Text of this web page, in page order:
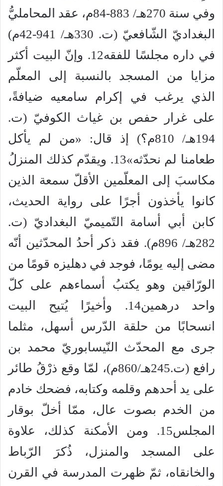
وفي سنة 270هـ/ 883-84م، عقد المحامليُّ
البغداديّ الشّافعيّ (ت. 330هـ/ 941-42م)
في داره مجلسًا للفقه12. وإنّ البيت أكثر
مزايا من المسجد بالنسبة إلى المعلّم
الذي يرغب في إكرام سامعيه ضيافةً،
على غرار حفص بن غياث الكوفيّ (ت.
194هـ/ 810م؟) إذ قال: «من لم يأكل
طعامنا لم نحدّثه»13. ويقدّم كذلك المنزلُ
مكاسبَ إلى المعلّمين الأقلّ سمعة الذين
كانوا يأخذون أجرًا على رواية الحديث،
كابن أبي أسامة التّميميّ البغداديّ (ت.
282هـ/ 896م). فقد ذكر أحدُ المحدّثين أنّه
مضى إليه يومًا، فوجد في دهليزه قومًا من
الورّاقين وهو يكتبُ أسماءهم على كلّ
واحد درهمين14. وأخيرًا يُتيح البيت
انسحابًا من حلقة الدّرس أسهل، مثلما
جرى مع المحدّث النّيسابوريّ محمد بن
رافع (ت.245هـ/860م)، لمّا وقع ذرْقُ طائر
على يد أحدهم وقلمه وكتابه، فضحك خادم
من الخدم بصوت عال، ممّا أخلّ بوقار
المجلس15. ومن الأمكنة كذلك، علاوة
على المسجد والمنزل، ذُكرَ الرّباط
والخانقاه، ثمّ ظهرت المدرسة في القرن